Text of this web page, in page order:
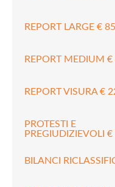
REPORT LARGE € 85
REPORT MEDIUM €
REPORT VISURA €
PROTESTI E
PREGIUDIZIEVOLI €
BILANCI